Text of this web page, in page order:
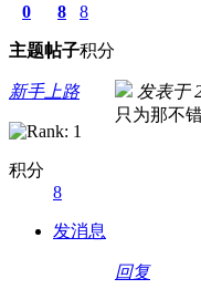
0
主题
8
帖子
8
积分
新手上路
积分
8
发消息
发表于
只为那不
回复